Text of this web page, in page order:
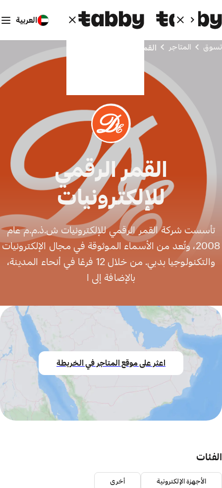
العربية
تسوق المتاجر القمر الرقمي للإلكترونيات
القمر الرقمي
للإلكترونيات
تأسست شركة القمر الرقمي للإلكترونيات ش.ذ.م.م عام
2008، وتُعد من الأسماء الموثوقة في مجال الإلكترونيات
والتكنولوجيا بدبي. من خلال 12 فرعًا في أنحاء المدينة،
بالإضافة إلى ا
اعثر على موقع المتاجر في الخريطة
الفئات
الأجهزة الإلكترونية أخرى